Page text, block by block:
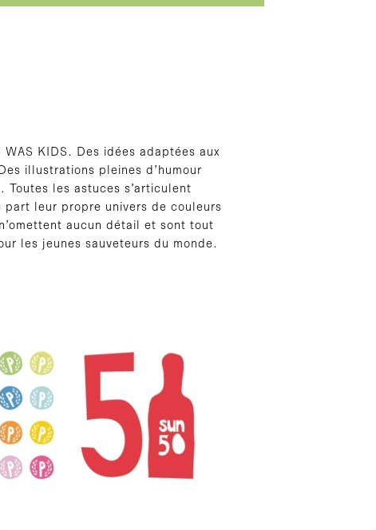
KIDS. Des idées adaptées aux
illustrations pleines d’humour
les astuces s’articulent
leur propre univers de couleurs
aucun détail et sont tout
les jeunes sauveteurs du monde.